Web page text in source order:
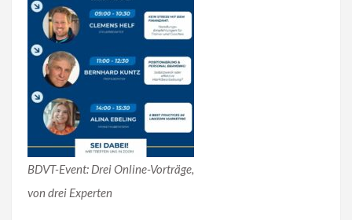
BDVT-Event: Drei Online-Vorträge,
von drei Experten